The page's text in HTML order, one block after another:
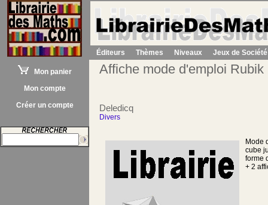
Mon panier
Mon compte
Créer un compte
Éditeurs Thèmes Niveaux Jeux de Société
Affiche mode d'emploi Rubik
Deledicq
Divers
Mode
cube
forme
+ 2